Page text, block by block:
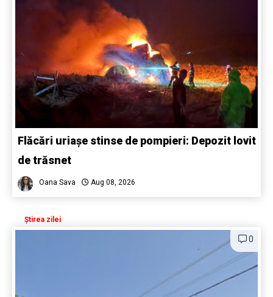
Flăcări uriașe stinse de pompieri: Depozit lovit
de trăsnet
Oana Sava Aug 08, 2026
Știrea zilei
0